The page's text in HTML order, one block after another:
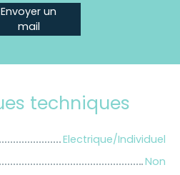
Envoyer un
mail
techniques
Electrique/Individuel
Non